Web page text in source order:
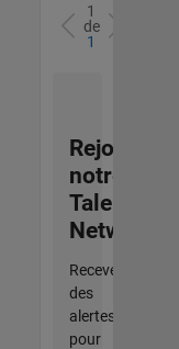
1
de
1
Rejoignez
notre
Talent
Network
Recevez
des
alertes
pour